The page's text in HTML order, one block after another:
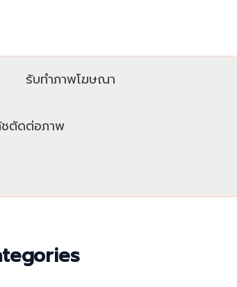
รับทําภาพโฆษณา
ชตัดต่อภาพ